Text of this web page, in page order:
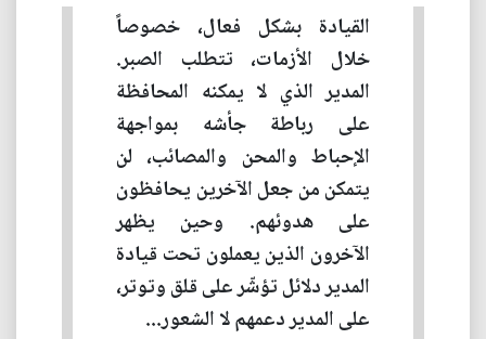
القيادة بشكل فعال، خصوصاً
خلال الأزمات، تتطلب الصبر.
المدير الذي لا يمكنه المحافظة
على رباطة جأشه بمواجهة
الإحباط والمحن والمصائب، لن
يتمكن من جعل الآخرين يحافظون
على هدوئهم. وحين يظهر
الآخرون الذين يعملون تحت قيادة
المدير دلائل تؤشّر على قلق وتوتر،
على المدير دعمهم لا الشعور...